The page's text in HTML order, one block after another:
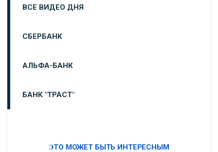
ВСЕ ВИДЕО ДНЯ
СБЕРБАНК
АЛЬФА-БАНК
БАНК "ТРАСТ"
ЭТО МОЖЕТ БЫТЬ ИНТЕРЕСНЫМ